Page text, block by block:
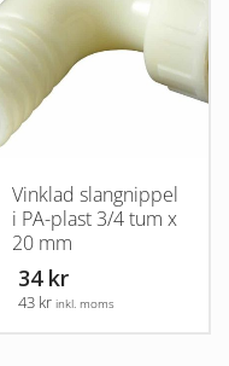
Vinklad slangnippel
i PA-plast 3/4 tum x
20 mm
34 kr
43 kr inkl. moms